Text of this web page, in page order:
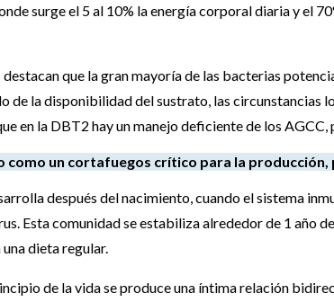
surge el 5 al 10% la energía corporal diaria y el
destacan que la gran mayoría de las bacterias
de la disponibilidad del sustrato, las circunstancias
en la DBT2 hay un manejo deficiente de los
como un cortafuegos crítico para la
después del nacimiento, cuando el sistema
Esta comunidad se estabiliza alrededor de 1 año
dieta regular.
de la vida se produce una íntima relación